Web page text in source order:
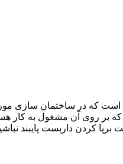
است که در ساختمان سازی
بر روی آن مشغول به کار
کردن داربست پایبند